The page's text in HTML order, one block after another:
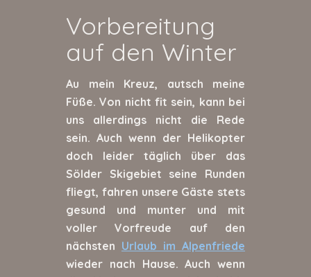
Vorbereitung
auf den Winter
Au mein Kreuz, autsch meine
Füße. Von nicht fit sein, kann bei
uns allerdings nicht die Rede
sein. Auch wenn der Helikopter
doch leider täglich über das
Sölder Skigebiet seine Runden
fliegt, fahren unsere Gäste stets
gesund und munter und mit
voller Vorfreude auf den
nächsten Urlaub im Alpenfriede
wieder nach Hause. Auch wenn